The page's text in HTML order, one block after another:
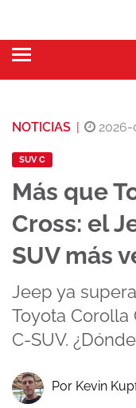
NOTICIAS | 2026-
SUV C
Más que
Cross: el
SUV más
Jeep ya
Toyota
C-SUV.
Por Kevin